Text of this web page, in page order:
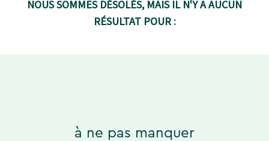
NOUS SOMMES DÉSOLÉS, MAIS IL N'Y A AUCUN
RÉSULTAT POUR :
à ne pas manquer